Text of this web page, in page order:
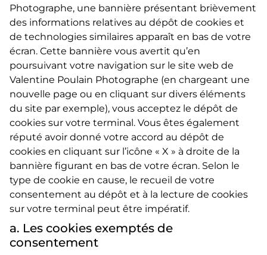
Photographe, une bannière présentant brièvement
des informations relatives au dépôt de cookies et
de technologies similaires apparaît en bas de votre
écran. Cette bannière vous avertit qu’en
poursuivant votre navigation sur le site web de
Valentine Poulain Photographe (en chargeant une
nouvelle page ou en cliquant sur divers éléments
du site par exemple), vous acceptez le dépôt de
cookies sur votre terminal. Vous êtes également
réputé avoir donné votre accord au dépôt de
cookies en cliquant sur l’icône « X » à droite de la
bannière figurant en bas de votre écran. Selon le
type de cookie en cause, le recueil de votre
consentement au dépôt et à la lecture de cookies
sur votre terminal peut être impératif.
a. Les cookies exemptés de
consentement